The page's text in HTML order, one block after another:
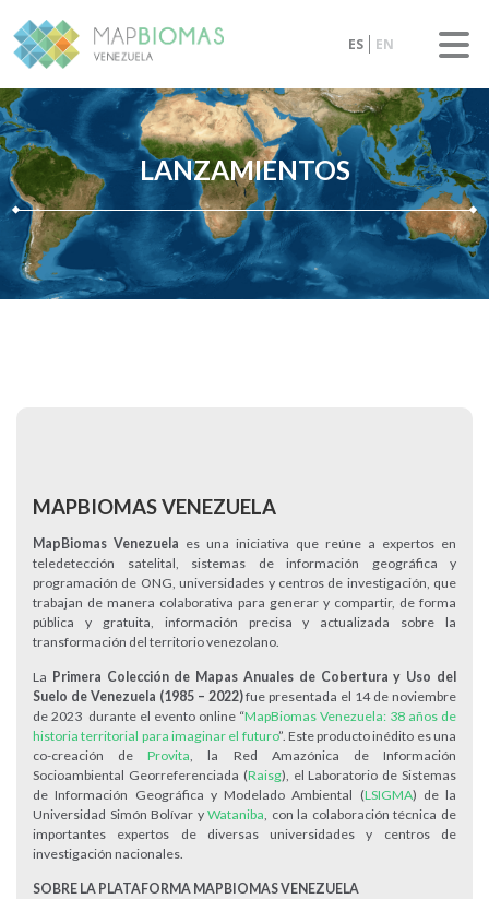
ES EN
LANZAMIENTOS
MAPBIOMAS VENEZUELA
MapBiomas Venezuela es una iniciativa que reúne a expertos en
teledetección satelital, sistemas de información geográfica y
programación de ONG, universidades y centros de investigación, que
trabajan de manera colaborativa para generar y compartir, de forma
pública y gratuita, información precisa y actualizada sobre la
transformación del territorio venezolano.
La Primera Colección de Mapas Anuales de Cobertura y Uso del
Suelo de Venezuela (1985 – 2022)fue presentada el 14 de noviembre
de 2023 durante el evento online “MapBiomas Venezuela: 38 años de
historia territorial para imaginar el futuro”. Este producto inédito es una
co-creación deProvita, la Red Amazónica de Información
Socioambiental Georreferenciada (Raisg), el Laboratorio de Sistemas
de Información Geográfica y Modelado Ambiental (LSIGMA) de la
Universidad Simón Bolívar yWataniba, con la colaboración técnica de
importantes expertos de diversas universidades y centros de
investigación nacionales.
SOBRE LA PLATAFORMA MAPBIOMAS VENEZUELA